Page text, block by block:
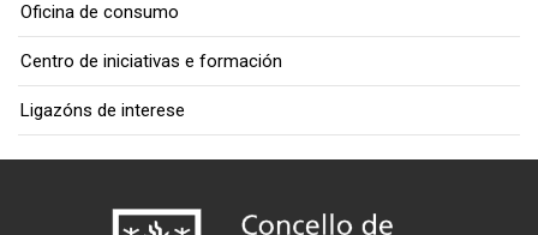
Oficina de consumo
Centro de iniciativas e formación
Ligazóns de interese